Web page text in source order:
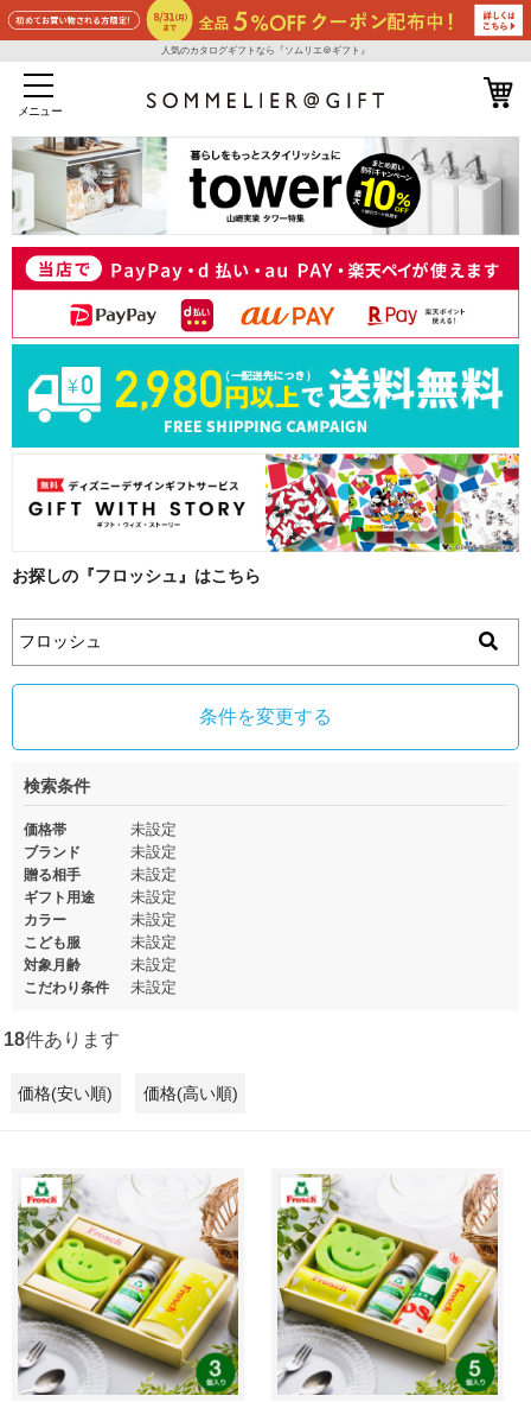
人気のカタログギフトなら『ソムリエ＠ギフト』
メニュー
お探しの『フロッシュ』はこちら
条件を変更する
検索条件
価格帯 未設定
ブランド 未設定
贈る相手 未設定
ギフト用途 未設定
カラー 未設定
こども服 未設定
対象月齢 未設定
こだわり条件 未設定
18件あります
価格(安い順) 価格(高い順)